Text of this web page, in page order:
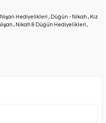
Nişan Hediyelikleri , Düğün - Nikah , Kız
, Nikah & Düğün Hediyelikleri ,